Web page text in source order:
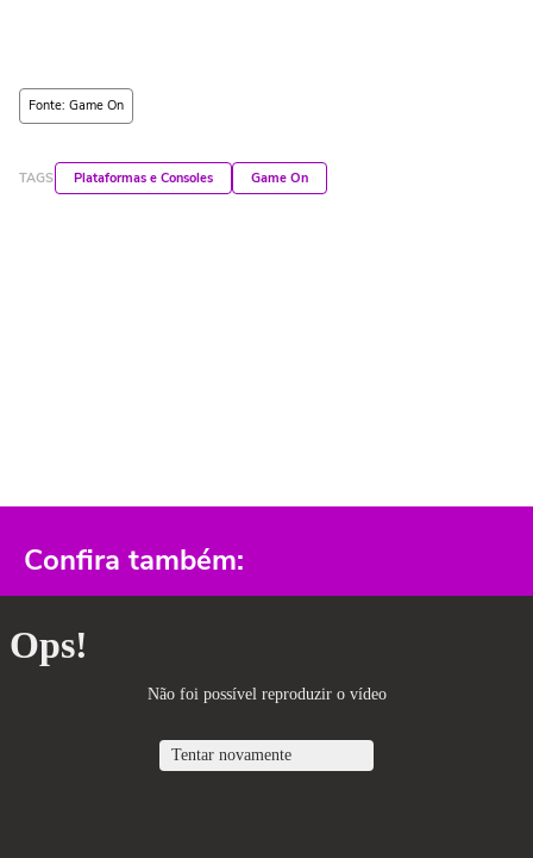
Fonte: Game On
TAGS Plataformas e Consoles Game On
Confira também: